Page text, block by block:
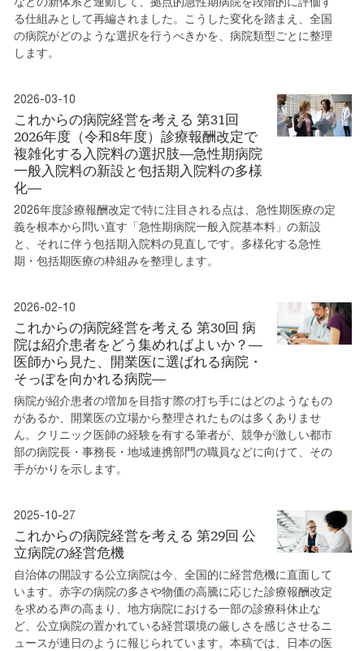
る仕組みとして再編されました。こうした変化を踏まえ、全国
の病院がどのような選択を行うべきかを、病院類型ごとに整理
します。
2026-03-10
これからの病院経営を考える 第31回
2026年度（令和8年度）診療報酬改定で
複雑化する入院料の選択肢―急性期病院
一般入院料の新設と包括期入院料の多様
化―
2026年度診療報酬改定で特に注目される点は、急性期医療の定
義を根本から問い直す「急性期病院一般入院基本料」の新設
と、それに伴う包括期入院料の見直しです。多様化する急性
期・包括期医療の枠組みを整理します。
2026-02-10
これからの病院経営を考える 第30回 病
院は紹介患者をどう集めればよいか？―
医師から見た、開業医に選ばれる病院・
そっぽを向かれる病院―
病院が紹介患者の増加を目指す際の打ち手にはどのようなもの
があるか、開業医の立場から整理されたものは多くありませ
ん。クリニック医師の経験を有する筆者が、競争が激しい都市
部の病院長・事務長・地域連携部門の職員などに向けて、その
手がかりを示します。
2025-10-27
これからの病院経営を考える 第29回 公
立病院の経営危機
自治体の開設する公立病院は今、全国的に経営危機に直面して
います。赤字の病院の多さや物価の高騰に応じた診療報酬改定
を求める声の高まり、地方病院における一部の診療科休止な
ど、公立病院の置かれている経営環境の厳しさを感じさせるニ
ュースが連日のように報じられています。本稿では、日本の医